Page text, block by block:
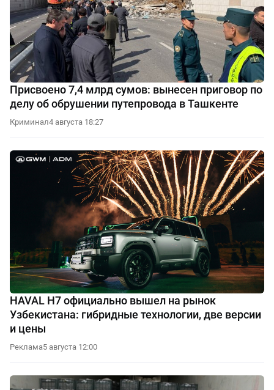
Присвоено 7,4 млрд сумов: вынесен приговор по
делу об обрушении путепровода в Ташкенте
Криминал4 августа 18:27
HAVAL H7 официально вышел на рынок
Узбекистана: гибридные технологии, две версии
и цены
Реклама5 августа 12:00